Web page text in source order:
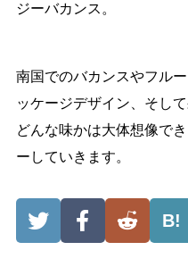
ジーバカンス。
南国でのバカンスやフル
ッケージデザイン、そし
どんな味かは大体想像で
ーしていきます。
B!